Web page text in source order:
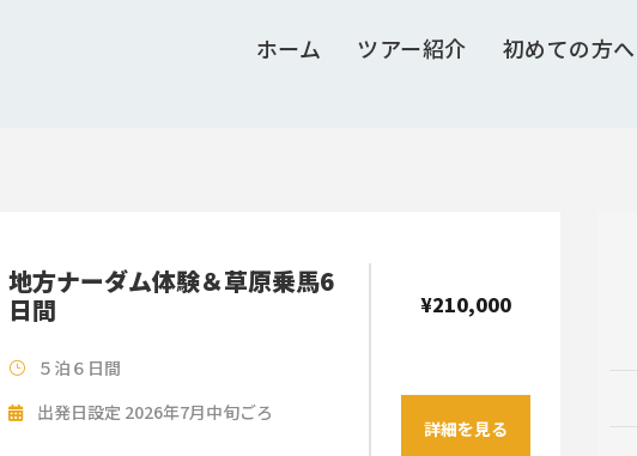
ホーム ツアー紹介 初めての方へ
地方ナーダム体験＆草原乗馬6
日間
５泊６日間
出発日設定 2026年7月中旬ごろ
¥210,000
詳細を見る